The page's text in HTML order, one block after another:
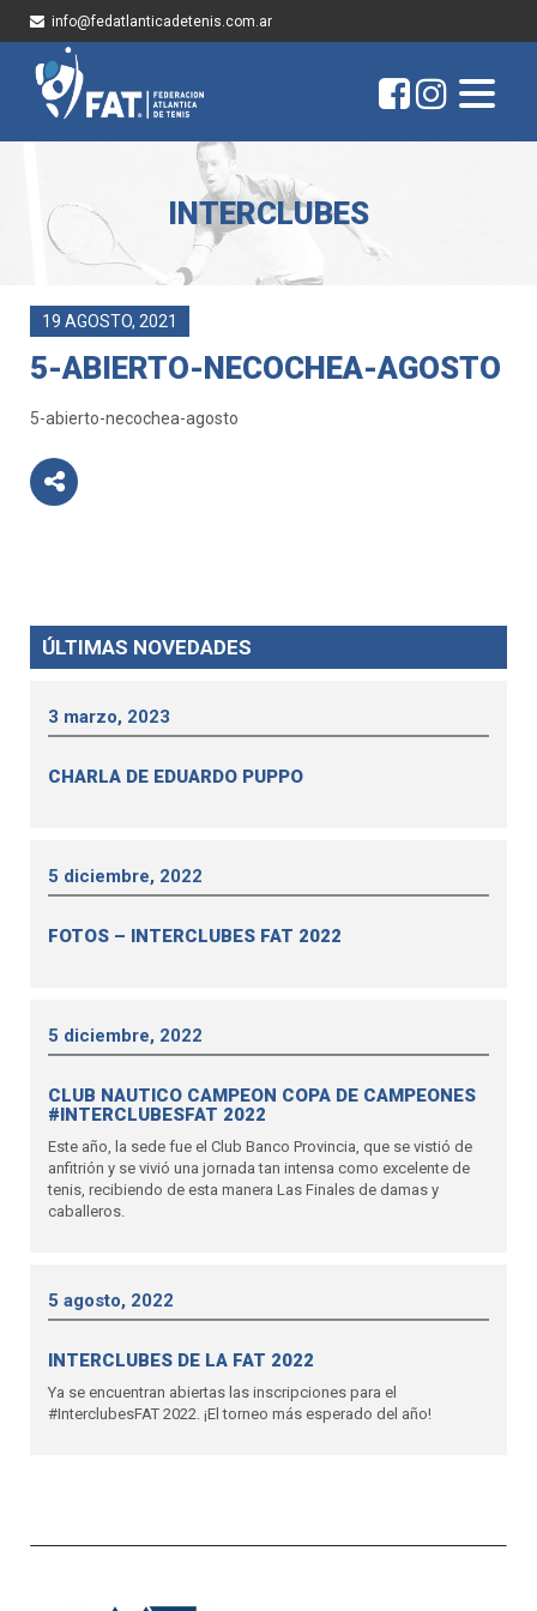
info@fedatlanticadetenis.com.ar
INTERCLUBES
19 AGOSTO, 2021
5-ABIERTO-NECOCHEA-AGOSTO
5-abierto-necochea-agosto
ÚLTIMAS NOVEDADES
3 marzo, 2023
CHARLA DE EDUARDO PUPPO
5 diciembre, 2022
FOTOS – INTERCLUBES FAT 2022
5 diciembre, 2022
CLUB NAUTICO CAMPEON COPA DE CAMPEONES
#INTERCLUBESFAT 2022
Este año, la sede fue el Club Banco Provincia, que se vistió de
anfitrión y se vivió una jornada tan intensa como excelente de
tenis, recibiendo de esta manera Las Finales de damas y
caballeros.
5 agosto, 2022
INTERCLUBES DE LA FAT 2022
Ya se encuentran abiertas las inscripciones para el
#InterclubesFAT 2022. ¡El torneo más esperado del año!